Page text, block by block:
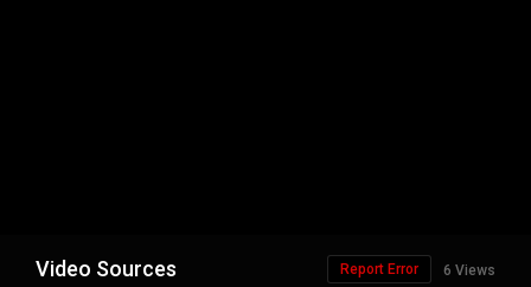
Video Sources 6 Views
Report Error